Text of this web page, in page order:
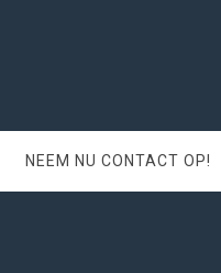
NEEM NU CONTACT OP!